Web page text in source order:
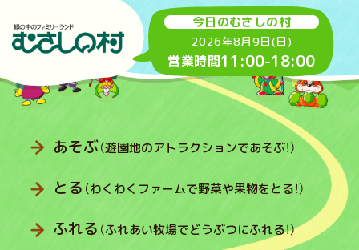
今日のむさしの村
2026年8月9日(日)
営業時間11:00-18:00
あそぶ（遊園地のアトラクションであそぶ！）
とる （わくわくファームで野菜や果物をとる！）
ふれる （ふれあい牧場でどうぶつにふれる！）